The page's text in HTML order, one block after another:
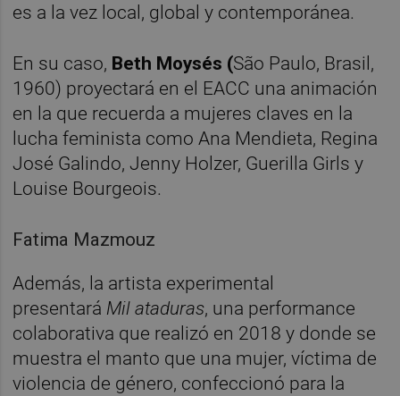
es a la vez local, global y contemporánea.
En su caso, Beth Moysés (São Paulo, Brasil,
1960) proyectará en el EACC una animación
en la que recuerda a mujeres claves en la
lucha feminista como Ana Mendieta, Regina
José Galindo, Jenny Holzer, Guerilla Girls y
Louise Bourgeois.
Fatima Mazmouz
Además, la artista experimental
presentará Mil ataduras, una performance
colaborativa que realizó en 2018 y donde se
muestra el manto que una mujer, víctima de
violencia de género, confeccionó para la